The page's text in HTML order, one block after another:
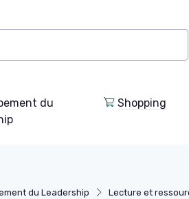
du
Shopping
du Leadership
Lecture et